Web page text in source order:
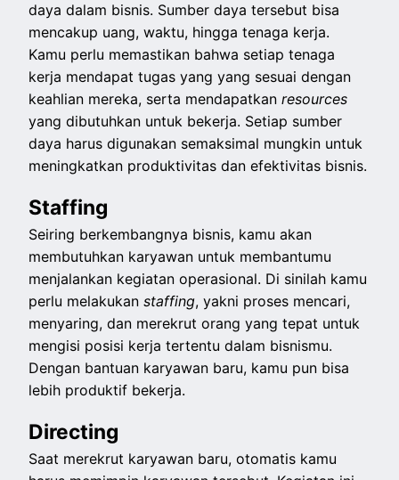
daya dalam bisnis. Sumber daya tersebut bisa
mencakup uang, waktu, hingga tenaga kerja.
Kamu perlu memastikan bahwa setiap tenaga
kerja mendapat tugas yang yang sesuai dengan
keahlian mereka, serta mendapatkanresources
yang dibutuhkan untuk bekerja. Setiap sumber
daya harus digunakan semaksimal mungkin untuk
meningkatkan produktivitas dan efektivitas bisnis.
Staffing
Seiring berkembangnya bisnis, kamu akan
membutuhkan karyawan untuk membantumu
menjalankan kegiatan operasional. Di sinilah kamu
perlu melakukanstaffing, yakni proses mencari,
menyaring, dan merekrut orang yang tepat untuk
mengisi posisi kerja tertentu dalam bisnismu.
Dengan bantuan karyawan baru, kamu pun bisa
lebih produktif bekerja.
Directing
Saat merekrut karyawan baru, otomatis kamu